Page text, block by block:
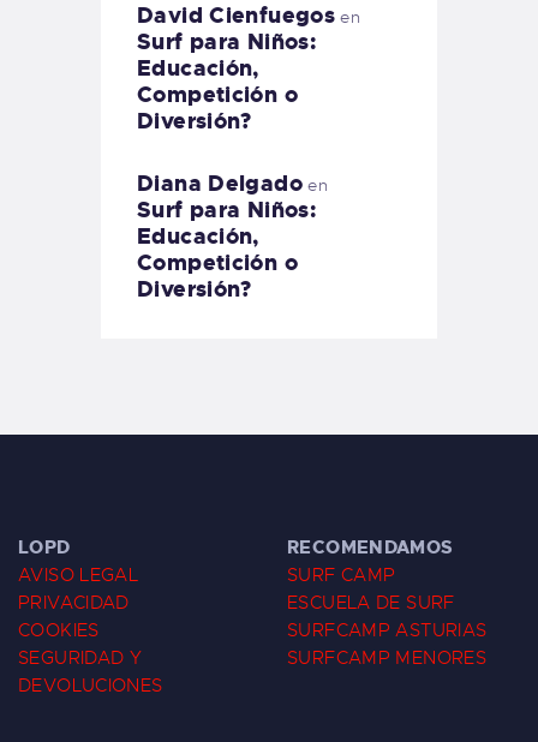
David Cienfuegos en
Surf para Niños:
Educación,
Competición o
Diversión?
Diana Delgadoen
Surf para Niños:
Educación,
Competición o
Diversión?
LOPD
AVISO LEGAL
PRIVACIDAD
COOKIES
SEGURIDAD Y
DEVOLUCIONES
RECOMENDAMOS
SURF CAMP
ESCUELA DE SURF
SURFCAMP ASTURIAS
SURFCAMP MENORES